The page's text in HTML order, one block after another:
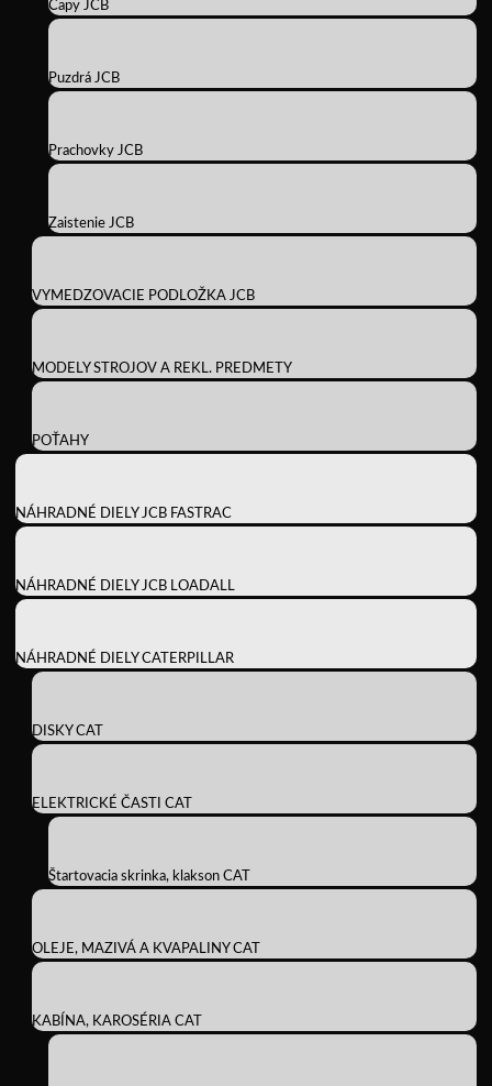
Čapy JCB
Puzdrá JCB
Prachovky JCB
Zaistenie JCB
VYMEDZOVACIE PODLOŽKA JCB
MODELY STROJOV A REKL. PREDMETY
POŤAHY
NÁHRADNÉ DIELY JCB FASTRAC
NÁHRADNÉ DIELY JCB LOADALL
NÁHRADNÉ DIELY CATERPILLAR
DISKY CAT
ELEKTRICKÉ ČASTI CAT
Štartovacia skrinka, klakson CAT
OLEJE, MAZIVÁ A KVAPALINY CAT
KABÍNA, KAROSÉRIA CAT